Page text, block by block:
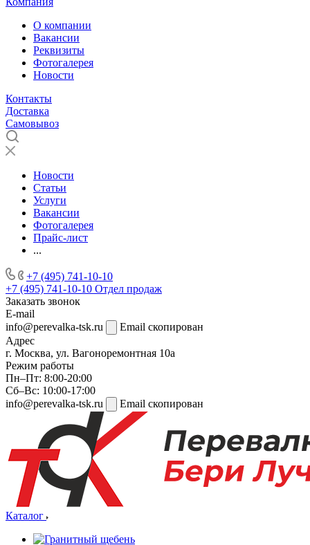
О компании
Вакансии
Реквизиты
Фотогалерея
Новости
Контакты
Доставка
Самовывоз
Новости
Статьи
Услуги
Вакансии
Фотогалерея
Прайс-лист
...
+7 (495) 741-10-10
+7 (495) 741-10-10 Отдел продаж
Заказать звонок
E-mail
info@perevalka-tsk.ru
Email скопирован
Адрес
г. Москва, ул. Вагоноремонтная 10а
Режим работы
Пн–Пт: 8:00-20:00
Сб–Вс: 10:00-17:00
info@perevalka-tsk.ru
Email скопирован
Каталог